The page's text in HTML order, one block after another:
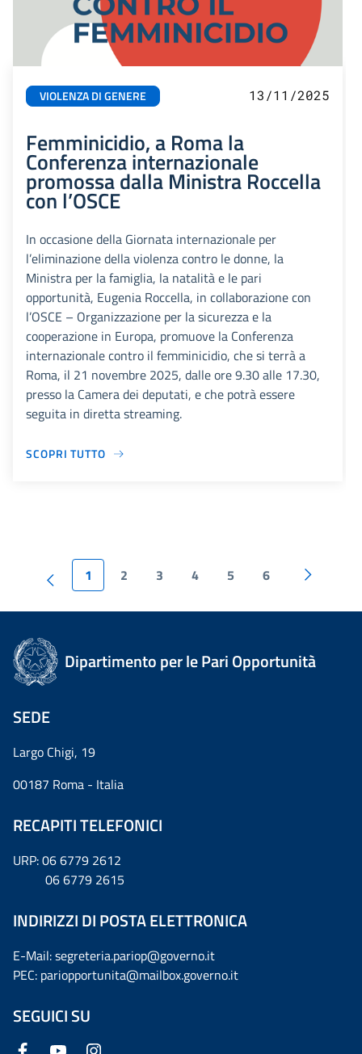
VIOLENZA DI GENERE 13/11/2025
Femminicidio, a Roma la
Conferenza internazionale
promossa dalla Ministra Roccella
con l’OSCE
In occasione della Giornata internazionale per
l’eliminazione della violenza contro le donne, la
Ministra per la famiglia, la natalità e le pari
opportunità, Eugenia Roccella, in collaborazione con
l’OSCE – Organizzazione per la sicurezza e la
cooperazione in Europa, promuove la Conferenza
internazionale contro il femminicidio, che si terrà a
Roma, il 21 novembre 2025, dalle ore 9.30 alle 17.30,
presso la Camera dei deputati, e che potrà essere
seguita in diretta streaming.
SCOPRI TUTTO
1 2 3 4 5 6
Dipartimento per le Pari Opportunità
SEDE
Largo Chigi, 19
00187 Roma - Italia
RECAPITI TELEFONICI
URP: 06 6779 2612
06 6779 2615
INDIRIZZI DI POSTA ELETTRONICA
E-Mail: segreteria.pariop@governo.it
PEC: pariopportunita@mailbox.governo.it
SEGUICI SU